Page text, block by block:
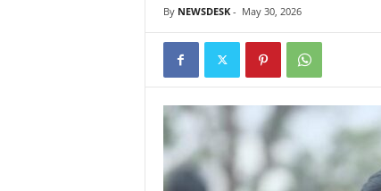
By NEWSDESK- May 30, 2026